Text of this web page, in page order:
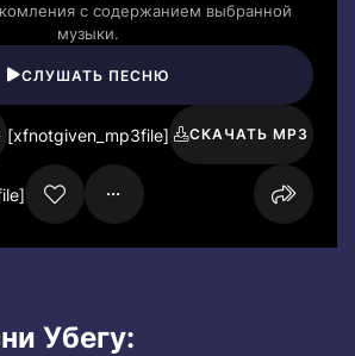
с содержанием выбранной
музыки.
СЛУШАТЬ ПЕСНЮ
[xfnotgiven_mp3file] СКАЧАТЬ MP3
Убегу: